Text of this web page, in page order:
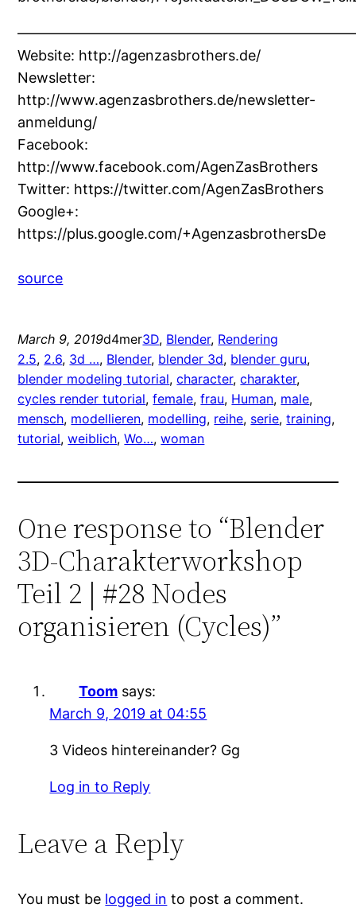
Website: http://agenzasbrothers.de/
Newsletter:
http://www.agenzasbrothers.de/newsletter-
anmeldung/
Facebook:
http://www.facebook.com/AgenZasBrothers
Twitter: https://twitter.com/AgenZasBrothers
Google+:
https://plus.google.com/+AgenzasbrothersDe
source
March 9, 2019d4mer3D, Blender, Rendering
2.5, 2.6, 3d …, Blender, blender 3d, blender guru
blender modeling tutorial, character, charakter
cycles render tutorial, female, frau, Human, male
mensch, modellieren, modelling, reihe, serie, training
tutorial, weiblich, Wo…, woman
One response to “Blender
3D-Charakterworkshop
Teil 2 | #28 Nodes
organisieren (Cycles)”
Toom says:
March 9, 2019 at 04:55
3 Videos hintereinander? Gg
Log in to Reply
Leave a Reply
You must be logged in to post a comment.